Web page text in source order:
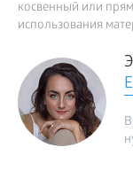
косвенный или
использования